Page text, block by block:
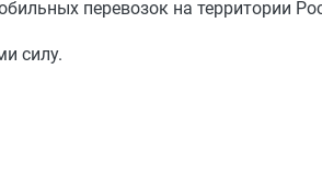
перевозок на территории
силу.